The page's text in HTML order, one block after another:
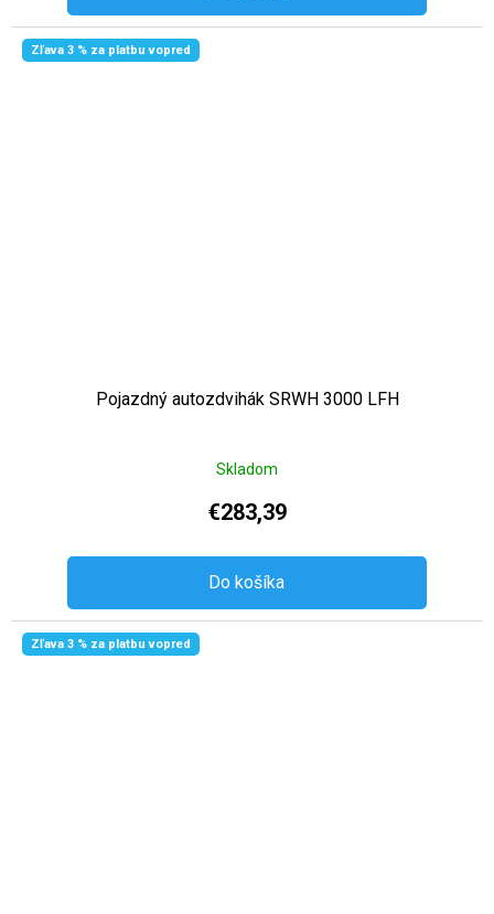
Zľava 3 % za platbu vopred
Pojazdný autozdvihák SRWH 3000 LFH
Skladom
€283,39
Do košíka
Zľava 3 % za platbu vopred